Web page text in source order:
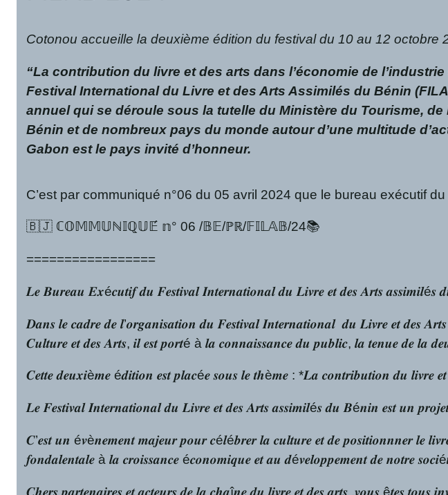
Cotonou accueille la deuxième édition du festival du 10 au 12 octobre
“La contribution du livre et des arts dans l’économie de
Festival International du Livre et des Arts Assimilés du Bénin
annuel qui se déroule sous la tutelle du Ministère du Tourisme,
Bénin et de nombreux pays du monde autour d’une multitude
Gabon est le pays invité d’honneur.
C’est par communiqué n°06 du 05 avril 2024 que le bureau exécutif
🇧🇯 ℂ𝕆𝕄𝕄𝕌ℕ𝕀ℚ𝕌𝔼́ 𝕟° 06 /𝔹𝔼/ℙℝ/𝔽𝕀𝕃𝔸𝔹/24📚
=================
𝑳𝒆 𝑩𝒖𝒓𝒆𝒂𝒖 𝑬𝒙é𝒄𝒖𝒕𝒊𝒇 𝒅𝒖 𝑭𝒆𝒔𝒕𝒊𝒗𝒂𝒍 𝑰𝒏𝒕𝒆𝒓𝒏𝒂𝒕𝒊𝒐𝒏𝒂𝒍 𝒅𝒖 𝑳𝒊𝒗𝒓𝒆 𝒆𝒕 𝒅𝒆𝒔 𝑨𝒓𝒕𝒔
𝑫𝒂𝒏𝒔 𝒍𝒆 𝒄𝒂𝒅𝒓𝒆 𝒅𝒆 𝒍’𝒐𝒓𝒈𝒂𝒏𝒊𝒔𝒂𝒕𝒊𝒐𝒏 𝒅𝒖 𝑭𝒆𝒔𝒕𝒊𝒗𝒂𝒍 𝑰𝒏𝒕𝒆𝒓𝒏𝒂𝒕𝒊𝒐𝒏𝒂𝒍 𝒅𝒖 𝑳𝒊𝒗𝒓𝒆 𝒆𝒕 𝒅𝒆𝒔
𝑪𝒖𝒍𝒕𝒖𝒓𝒆 𝒆𝒕 𝒅𝒆𝒔 𝑨𝒓𝒕𝒔, 𝒊𝒍 𝒆𝒔𝒕 𝒑𝒐𝒓𝒕é à 𝒍𝒂 𝒄𝒐𝒏𝒏𝒂𝒊𝒔𝒔𝒂𝒏𝒄𝒆 𝒅𝒖 𝒑𝒖𝒃𝒍𝒊𝒄, 𝒍𝒂 𝒕𝒆𝒏𝒖𝒆
𝑪𝒆𝒕𝒕𝒆 𝒅𝒆𝒖𝒙𝒊è𝒎𝒆 é𝒅𝒊𝒕𝒊𝒐𝒏 𝒆𝒔𝒕 𝒑𝒍𝒂𝒄é𝒆 𝒔𝒐𝒖𝒔 𝒍𝒆 𝒕𝒉è𝒎𝒆 : *𝑳𝒂 𝒄𝒐𝒏𝒕𝒓𝒊𝒃𝒖𝒕𝒊𝒐𝒏 𝒅𝒖 𝒍𝒊𝒗𝒓𝒆 𝒆𝒕
𝑳𝒆 𝑭𝒆𝒔𝒕𝒊𝒗𝒂𝒍 𝑰𝒏𝒕𝒆𝒓𝒏𝒂𝒕𝒊𝒐𝒏𝒂𝒍 𝒅𝒖 𝑳𝒊𝒗𝒓𝒆 𝒆𝒕 𝒅𝒆𝒔 𝑨𝒓𝒕𝒔 𝒂𝒔𝒔𝒊𝒎𝒊𝒍é𝒔 𝒅𝒖 𝑩é𝒏𝒊𝒏 𝒆𝒔𝒕 𝒖𝒏
𝑪’𝒆𝒔𝒕 𝒖𝒏 é𝒗è𝒏𝒆𝒎𝒆𝒏𝒕 𝒎𝒂𝒋𝒆𝒖𝒓 𝒑𝒐𝒖𝒓 𝒄é𝒍é𝒃𝒓𝒆𝒓 𝒍𝒂 𝒄𝒖𝒍𝒕𝒖𝒓𝒆 𝒆𝒕 𝒅𝒆 𝒑𝒐𝒔𝒊𝒕𝒊𝒐𝒏𝒏𝒏𝒆𝒓 𝒍𝒆
𝒇𝒐𝒏𝒅𝒂𝒍𝒆𝒏𝒕𝒂𝒍𝒆 à 𝒍𝒂 𝒄𝒓𝒐𝒊𝒔𝒔𝒂𝒏𝒄𝒆 é𝒄𝒐𝒏𝒐𝒎𝒊𝒒𝒖𝒆 𝒆𝒕 𝒂𝒖 𝒅é𝒗𝒆𝒍𝒐𝒑𝒑𝒆𝒎𝒆𝒏𝒕 𝒅𝒆 𝒏𝒐𝒕𝒓𝒆
𝑪𝒉𝒆𝒓𝒔 𝒑𝒂𝒓𝒕𝒆𝒏𝒂𝒊𝒓𝒆𝒔 𝒆𝒕 𝒂𝒄𝒕𝒆𝒖𝒓𝒔 𝒅𝒆 𝒍𝒂 𝒄𝒉𝒂î𝒏𝒆 𝒅𝒖 𝒍𝒊𝒗𝒓𝒆 𝒆𝒕 𝒅𝒆𝒔 𝒂𝒓𝒕𝒔 ,𝒗𝒐𝒖𝒔 ê𝒕𝒆𝒔 𝒕𝒐𝒖𝒔